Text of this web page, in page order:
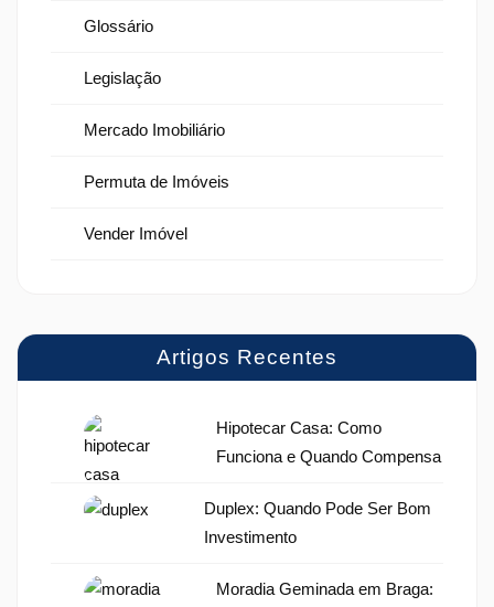
Glossário
Legislação
Mercado Imobiliário
Permuta de Imóveis
Vender Imóvel
Artigos Recentes
Hipotecar Casa: Como
Funciona e Quando Compensa
Duplex: Quando Pode Ser Bom
Investimento
Moradia Geminada em Braga: